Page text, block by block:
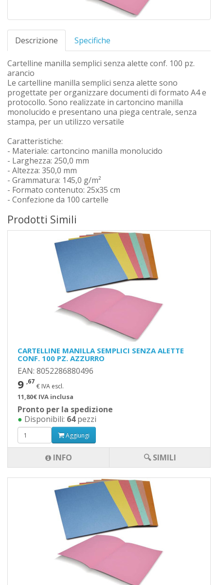
Descrizione Specifiche
Cartelline manilla semplici senza alette conf. 100 pz.
arancio
Le cartelline manilla semplici senza alette sono
progettate per organizzare documenti di formato A4 e
protocollo. Sono realizzate in cartoncino manilla
monolucido e presentano una piega centrale, senza
stampa, per un utilizzo versatile
Caratteristiche:
- Materiale: cartoncino manilla monolucido
- Larghezza: 250,0 mm
- Altezza: 350,0 mm
- Grammatura: 145,0 g/m²
- Formato contenuto: 25x35 cm
- Confezione da 100 cartelle
Prodotti Simili
CARTELLINE MANILLA SEMPLICI SENZA ALETTE
CONF. 100 PZ. AZZURRO
EAN: 8052286880496
9 ,67
€ IVA escl.
11,80€ IVA inclusa
Pronto per la spedizione
● Disponibili: 64pezzi
Aggiungi
INFO 🔍 SIMILI